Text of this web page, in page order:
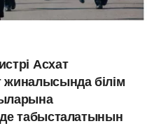
Асхат
жиналысында білім
табысталатынын